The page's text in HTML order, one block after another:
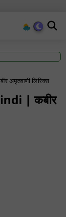
अमृतवाणी लिरिक्स
| कबीर